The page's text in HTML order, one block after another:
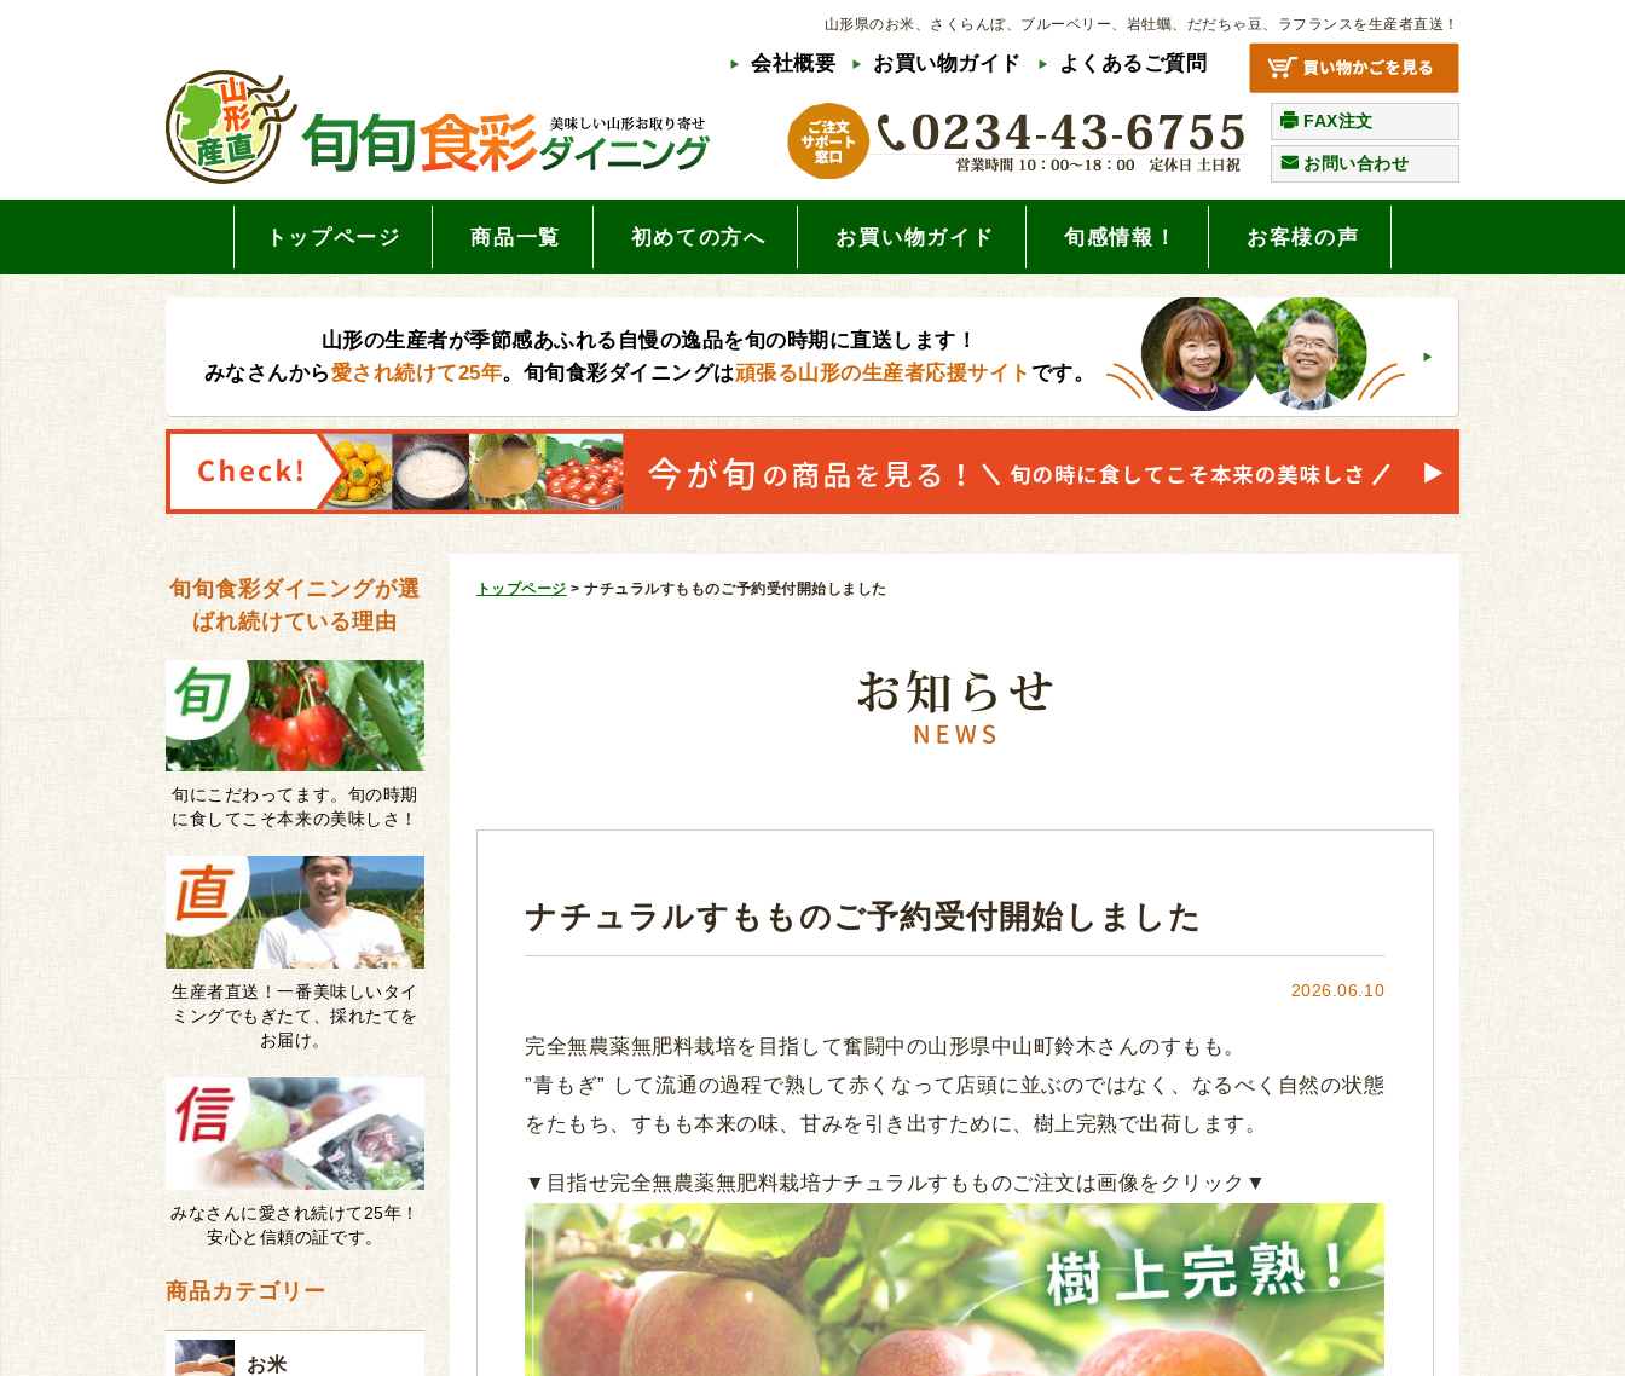
山形県のお米、さくらんぼ、ブルーベリー、岩牡蠣、だだちゃ豆、ラフランスを生産者直送！
会社概要 お買い物ガイド よくあるご質問
FAX注文
お問い合わせ
トップページ 商品一覧 初めての方へ お買い物ガイド 旬感情報！ お客様の声
山形の生産者が季節感あふれる自慢の逸品を旬の時期に直送します！
みなさんから愛され続けて25年。旬旬食彩ダイニングは頑張る山形の生産者応援サイト です。
トップページ >ナチュラルすもものご予約受付開始しました
ナチュラルすもものご予約受付開始しました
2026.06.10
完全無農薬無肥料栽培を目指して奮闘中の山形県中山町鈴木さんのすもも。
”青もぎ” して流通の過程で熟して赤くなって店頭に並ぶのではなく、なるべく自然の状態
をたもち、すもも本来の味、甘みを引き出すために、樹上完熟で出荷します。
▼目指せ完全無農薬無肥料栽培ナチュラルすもものご注文は画像をクリック▼
旬旬食彩ダイニングが選
ばれ続けている理由
旬にこだわってます。旬の時期
に食してこそ本来の美味しさ！
生産者直送！一番美味しいタイ
ミングでもぎたて、採れたてを
お届け。
みなさんに愛され続けて25年！
安心と信頼の証です。
商品カテゴリー
お米